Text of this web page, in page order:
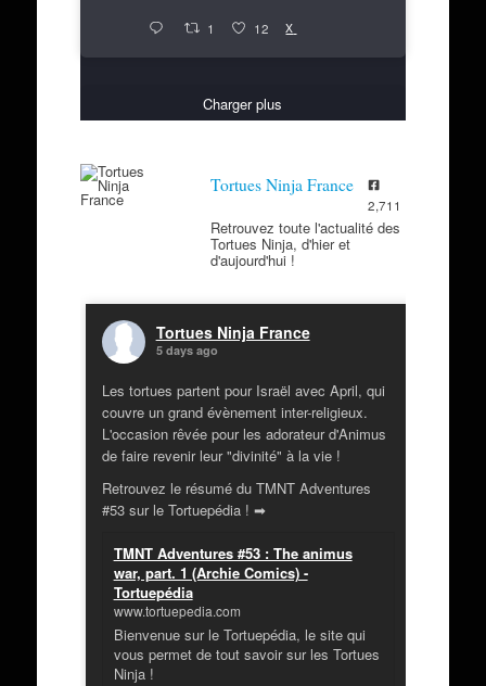
1 12 X
Charger plus
Tortues Ninja France
2,711
Retrouvez toute l'actualité des
Tortues Ninja, d'hier et
d'aujourd'hui !
Tortues Ninja France
5 days ago
Les tortues partent pour Israël avec April, qui
couvre un grand évènement inter-religieux.
L'occasion rêvée pour les adorateur d'Animus
de faire revenir leur "divinité" à la vie !
Retrouvez le résumé du TMNT Adventures
#53 sur le Tortuepédia ! ➡
TMNT Adventures #53 : The animus
war, part. 1 (Archie Comics) -
Tortuepédia
www.tortuepedia.com
Bienvenue sur le Tortuepédia, le site qui
vous permet de tout savoir sur les Tortues
Ninja !